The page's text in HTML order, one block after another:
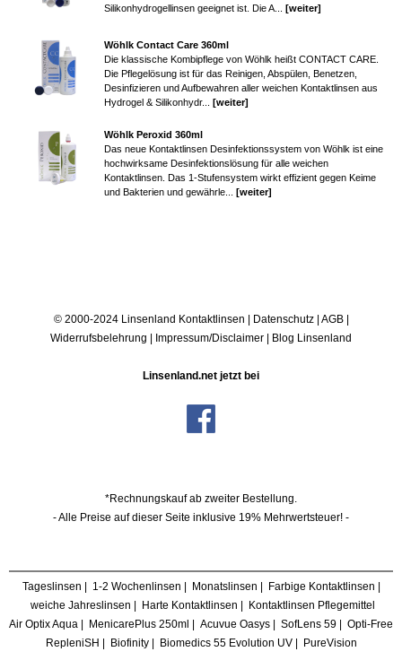
Silikonhydrogellinsen geeignet ist. Die A... [weiter]
Wöhlk Contact Care 360ml
Die klassische Kombipflege von Wöhlk heißt CONTACT CARE.
Die Pflegelösung ist für das Reinigen, Abspülen, Benetzen,
Desinfizieren und Aufbewahren aller weichen Kontaktlinsen aus
Hydrogel & Silikonhydr... [weiter]
Wöhlk Peroxid 360ml
Das neue Kontaktlinsen Desinfektionssystem von Wöhlk ist eine
hochwirksame Desinfektionslösung für alle weichen
Kontaktlinsen. Das 1-Stufensystem wirkt effizient gegen Keime
und Bakterien und gewährle... [weiter]
© 2000-2024 Linsenland Kontaktlinsen | Datenschutz| AGB|
Widerrufsbelehrung | Impressum/Disclaimer | Blog Linsenland
Linsenland.net jetzt bei
*Rechnungskauf ab zweiter Bestellung.
- Alle Preise auf dieser Seite inklusive 19% Mehrwertsteuer! -
Tageslinsen | 1-2 Wochenlinsen | Monatslinsen | Farbige Kontaktlinsen |
weiche Jahreslinsen | Harte Kontaktlinsen | Kontaktlinsen Pflegemittel
Air Optix Aqua | MenicarePlus 250ml | Acuvue Oasys | SofLens 59 | Opti-Free
RepleniSH | Biofinity| Biomedics 55 Evolution UV| PureVision